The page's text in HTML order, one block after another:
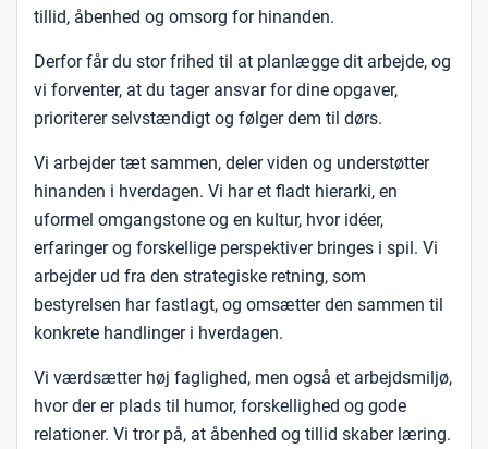
tillid, åbenhed og omsorg for hinanden.
Derfor får du stor frihed til at planlægge dit arbejde, og
vi forventer, at du tager ansvar for dine opgaver,
prioriterer selvstændigt og følger dem til dørs.
Vi arbejder tæt sammen, deler viden og understøtter
hinanden i hverdagen. Vi har et fladt hierarki, en
uformel omgangstone og en kultur, hvor idéer,
erfaringer og forskellige perspektiver bringes i spil. Vi
arbejder ud fra den strategiske retning, som
bestyrelsen har fastlagt, og omsætter den sammen til
konkrete handlinger i hverdagen.
Vi værdsætter høj faglighed, men også et arbejdsmiljø,
hvor der er plads til humor, forskellighed og gode
relationer. Vi tror på, at åbenhed og tillid skaber læring.